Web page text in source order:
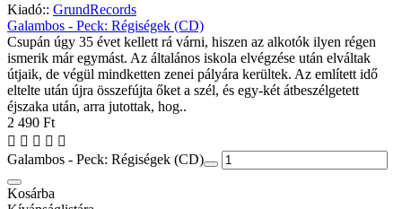
Kiadó:: GrundRecords
Galambos - Peck: Régiségek (CD)
Csupán úgy 35 évet kellett rá várni, hiszen az alkotók ilyen régen
ismerik már egymást. Az általános iskola elvégzése után elváltak
útjaik, de végül mindketten zenei pályára kerültek. Az említett idő
eltelte után újra összefújta őket a szél, és egy-két átbeszélgetett
éjszaka után, arra jutottak, hog..
2 490 Ft
Galambos - Peck: Régiségek (CD)
Kosárba